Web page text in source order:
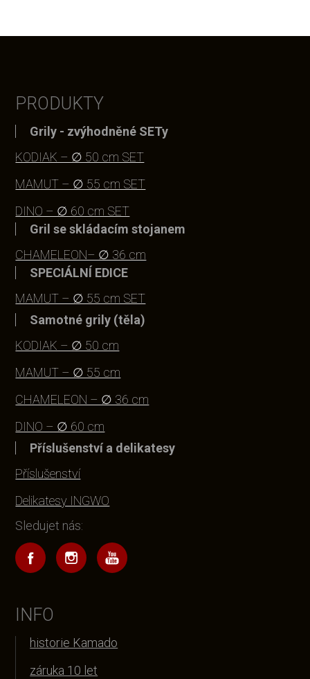
PRODUKTY
Grily - zvýhodněné SETy
KODIAK – ∅ 50 cm SET
MAMUT – ∅ 55 cm SET
DINO – ∅ 60 cm SET
Gril se skládacím stojanem
CHAMELEON– ∅ 36 cm
SPECIÁLNÍ EDICE
MAMUT – ∅ 55 cm SET
Samotné grily (těla)
KODIAK – ∅ 50 cm
MAMUT – ∅ 55 cm
CHAMELEON – ∅ 36 cm
DINO – ∅ 60 cm
Příslušenství a delikatesy
Příslušenství
Delikatesy INGWO
Sledujet nás:
INFO
historie Kamado
záruka 10 let